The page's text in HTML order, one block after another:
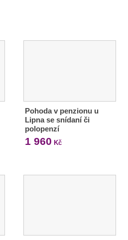
Pohoda v penzionu u
Lipna se snídaní či
polopenzí
1 960 Kč